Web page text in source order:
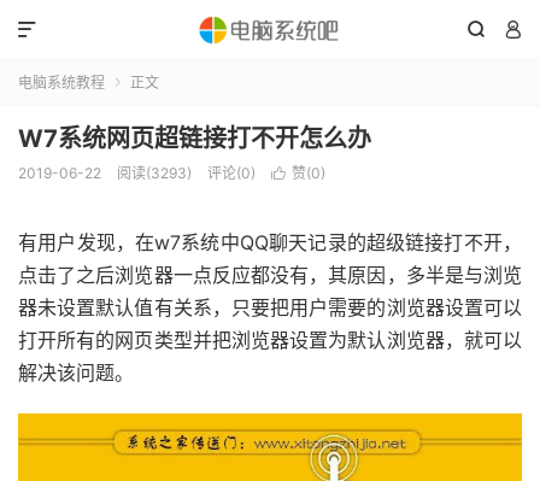
 

电脑系统教程  正文
W7系统网页超链接打不开怎么办
2019-06-22 阅读(3293) 评论(0)  赞(0)
有用户发现，在w7系统中QQ聊天记录的超级链接打不开，
点击了之后浏览器一点反应都没有，其原因，多半是与浏览
器未设置默认值有关系，只要把用户需要的浏览器设置可以
打开所有的网页类型并把浏览器设置为默认浏览器，就可以
解决该问题。